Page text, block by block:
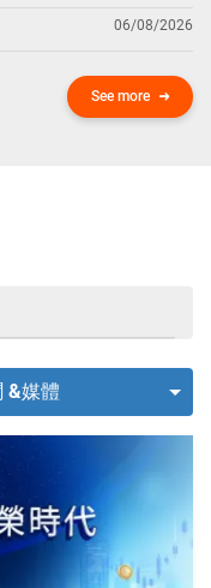
06/08/2026
See more
&媒體